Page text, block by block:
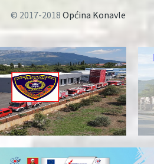
© 2017-2018 Općina Konavle